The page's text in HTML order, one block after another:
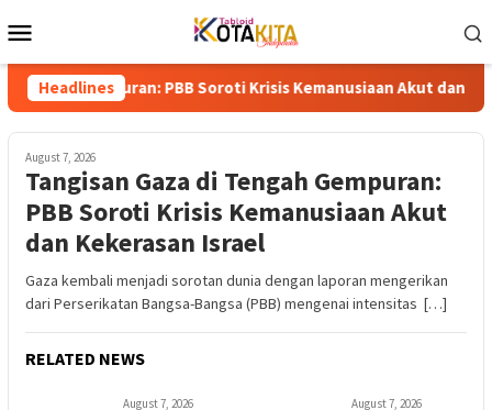
to
Menu
Headlines
PBB Soroti Krisis Kemanusiaan Akut dan Kekerasan
August 7, 2026
Tangisan Gaza di Tengah Gempuran:
PBB Soroti Krisis Kemanusiaan Akut
dan Kekerasan Israel
Gaza kembali menjadi sorotan dunia dengan laporan mengerikan
dari Perserikatan Bangsa-Bangsa (PBB) mengenai intensitas […]
RELATED NEWS